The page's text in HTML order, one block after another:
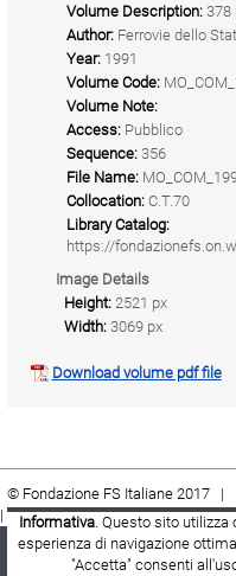
Volume Description: 378
Author: Ferrovie dello
Year: 1991
Volume Code:
Volume Note:
Access: Pubblico
Sequence: 356
File Name:
Collocation: C.T.70
Library Catalog:
https://
Image Details
Height: 2521 px
Width: 3069 px
Download volume pdf file
© Fondazione FS Italiane 2017 |
|Cookie|Termini e condizioni
Informativa. Questo sito utilizza
esperienza di navigazione
"Accetta" consenti
Fondazione FS Italiane